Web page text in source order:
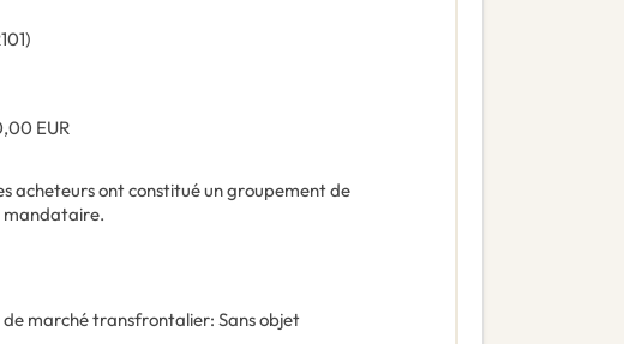
)
EUR
acheteurs ont constitué un groupement de
mandataire.
de marché transfrontalier: Sans objet